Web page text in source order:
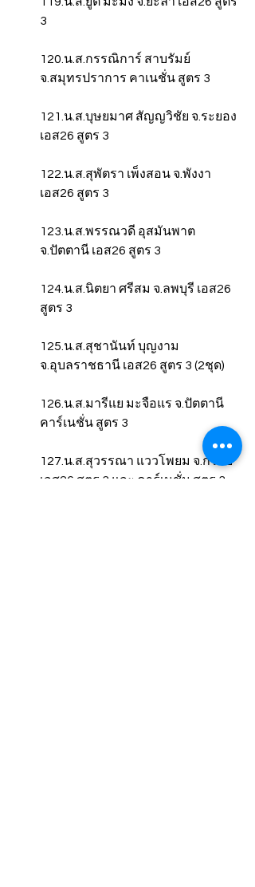
3
120.น.ส.กรรณิการ์ สาบรัมย์
จ.สมุทรปราการ คาเนชั่น สูตร 3
121.น.ส.บุษยมาศ สัญญวิชัย จ.ระยอง
เอส26 สูตร 3
122.น.ส.สุพัตรา เพ็งสอน จ.พังงา
เอส26 สูตร 3
123.น.ส.พรรณวดี อุสมันพาต
จ.ปัตตานี เอส26 สูตร 3
124.น.ส.นิตยา ศรีสม จ.ลพบุรี เอส26
สูตร 3
125.น.ส.สุชานันท์ บุญงาม
จ.อุบลราชธานี เอส26 สูตร 3 (2ชุด)
126.น.ส.มารีแย มะจือแร จ.ปัตตานี
คาร์เนชั่น สูตร 3
127.น.ส.สุวรรณา แววโพยม จ.กระบี่
เอส26 สูตร 3 และ คาร์เนชั่น สูตร 3